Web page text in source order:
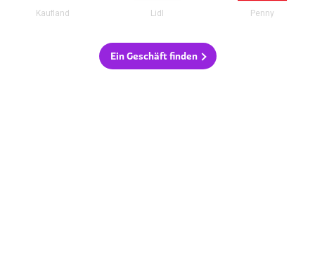
Kaufland Lidl Penny
Ein Geschäft finden